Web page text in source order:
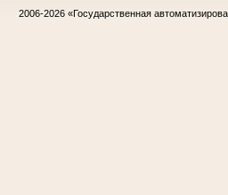
2006-2026 «Государственная